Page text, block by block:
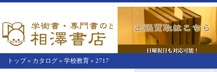
トップ» カタログ » 学校教育 » 2717